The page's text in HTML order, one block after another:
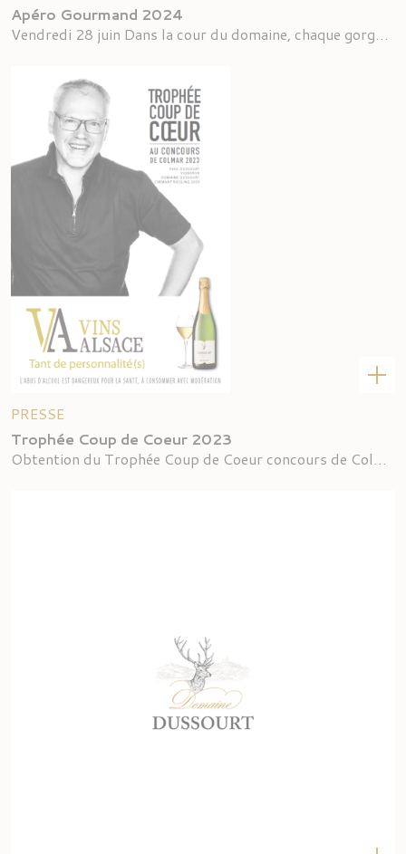
Apéro Gourmand 2024
Vendredi 28 juin Dans la cour du domaine, chaque gorgée et chaque mome
PRESSE
Trophée Coup de Coeur 2023
Obtention du Trophée Coup de Coeur concours de Colmar 2023 pour : Cr&e